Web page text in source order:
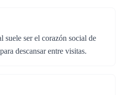
suele ser el corazón social de
descansar entre visitas.